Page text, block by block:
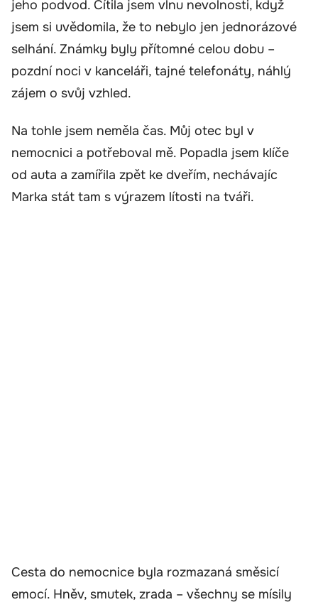
jeho podvod. Cítila jsem vlnu nevolnosti, když
jsem si uvědomila, že to nebylo jen jednorázové
selhání. Známky byly přítomné celou dobu –
pozdní noci v kanceláři, tajné telefonáty, náhlý
zájem o svůj vzhled.
Na tohle jsem neměla čas. Můj otec byl v
nemocnici a potřeboval mě. Popadla jsem klíče
od auta a zamířila zpět ke dveřím, nechávajíc
Marka stát tam s výrazem lítosti na tváři.
Cesta do nemocnice byla rozmazaná směsicí
emocí. Hněv, smutek, zrada – všechny se mísily